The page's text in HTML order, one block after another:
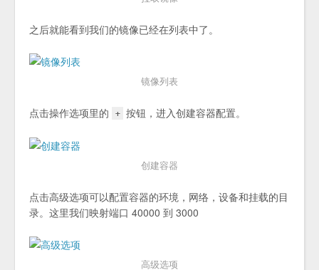
之后就能看到我们的镜像已经在列表中了。
镜像列表
点击操作选项里的 + 按钮，进入创建容器配置。
创建容器
点击高级选项可以配置容器的环境，网络，设备和挂载的目
录。这里我们映射端口 40000 到 3000
高级选项